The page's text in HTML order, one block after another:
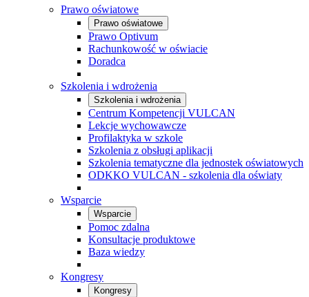
Prawo oświatowe
Prawo oświatowe
Prawo Optivum
Rachunkowość w oświacie
Doradca
Szkolenia i wdrożenia
Szkolenia i wdrożenia
Centrum Kompetencji VULCAN
Lekcje wychowawcze
Profilaktyka w szkole
Szkolenia z obsługi aplikacji
Szkolenia tematyczne dla jednostek oświatowych
ODKKO VULCAN - szkolenia dla oświaty
Wsparcie
Wsparcie
Pomoc zdalna
Konsultacje produktowe
Baza wiedzy
Kongresy
Kongresy